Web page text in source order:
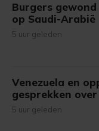
Burgers
op Saudi-Arabië
5 uur geleden
Venezuela en
gesprekken
5 uur geleden